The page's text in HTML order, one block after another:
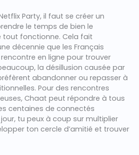
Party, il faut se créer un
le temps de bien le
tout fonctionne. Cela fait
décennie que les Français
en ligne pour trouver
la désillusion causée par
abandonner ou repasser à
Pour des rencontres
Chaat peut répondre à tous
centaines de connectés
tu peux à coup sur multiplier
ton cercle d’amitié et trouver